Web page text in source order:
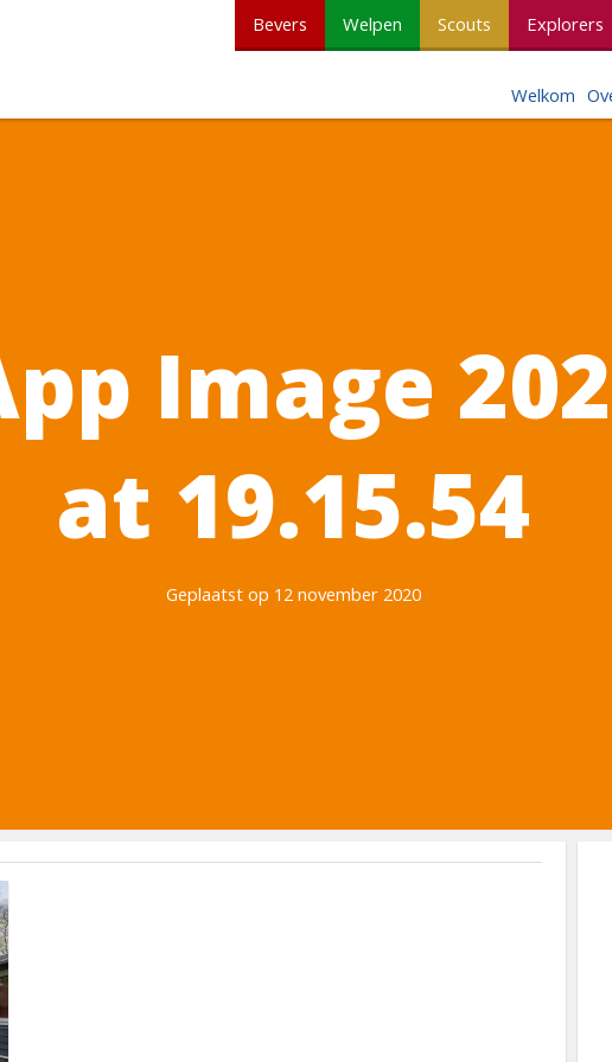
Bevers Welpen Scouts Explorers
Welkom
Image
at 19.15.54
Geplaatst op 12 november 2020